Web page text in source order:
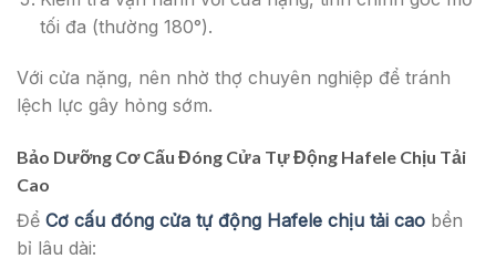
tối đa (thường 180°).
Với cửa nặng, nên nhờ thợ chuyên nghiệp để tránh
lệch lực gây hỏng sớm.
Bảo Dưỡng Cơ Cấu Đóng Cửa Tự Động Hafele Chịu Tải
Cao
Để Cơ cấu đóng cửa tự động Hafele chịu tải cao bền
bỉ lâu dài: